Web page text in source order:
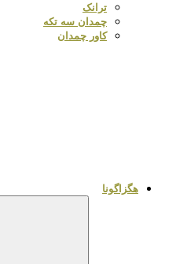
ترانک
چمدان سه تکه
کاور چمدان
هگزاگونا